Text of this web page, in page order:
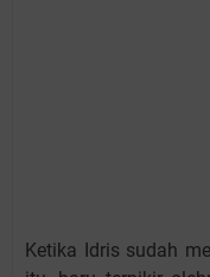
Ketika Idris sudah